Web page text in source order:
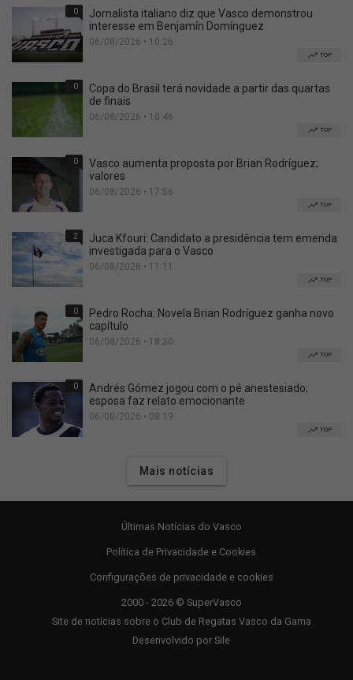
0
Jornalista italiano diz que Vasco demonstrou
interesse em Benjamín Domínguez
06/08/2026 • 10:26
TOP
0
Copa do Brasil terá novidade a partir das quartas
de finais
06/08/2026 • 10:46
TOP
0
Vasco aumenta proposta por Brian Rodríguez;
valores
06/08/2026 • 17:56
TOP
2
Juca Kfouri: Candidato a presidência tem emenda
investigada para o Vasco
06/08/2026 • 11:11
TOP
0
Pedro Rocha: Novela Brian Rodríguez ganha novo
capítulo
06/08/2026 • 18:30
TOP
0
Andrés Gómez jogou com o pé anestesiado;
esposa faz relato emocionante
06/08/2026 • 08:19
TOP
Mais notícias
Últimas Notícias do Vasco
Política de Privacidade e Cookies
Configurações de privacidade e cookies
2000 - 2026 © SuperVasco
Site de notícias sobre o Club de Regatas Vasco da Gama
Desenvolvido por Sile